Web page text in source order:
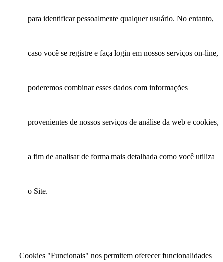
para identificar pessoalmente qualquer usuário. No entanto,
caso você se registre e faça login em nossos serviços on-line,
poderemos combinar esses dados com informações
provenientes de nossos serviços de análise da web e cookies,
a fim de analisar de forma mais detalhada como você utiliza
o Site.
· Cookies "Funcionais" nos permitem oferecer funcionalidades